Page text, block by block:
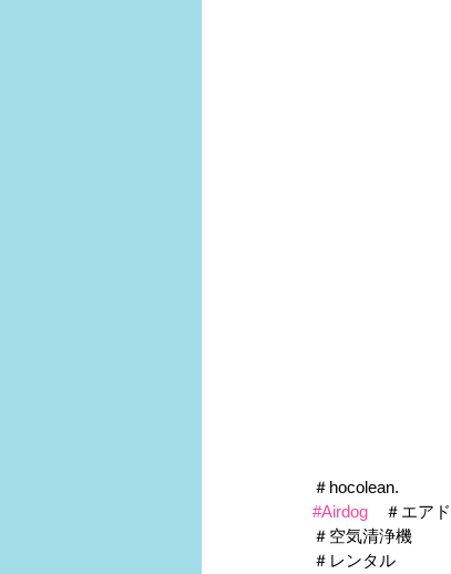
＃hocolean.
#Airdog ＃エア
＃空気清浄機
＃レンタル